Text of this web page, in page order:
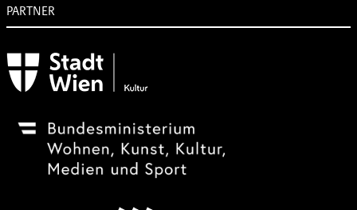
PARTNER
Subventionsgeber